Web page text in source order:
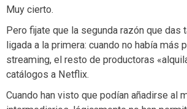
Muy cierto.
Pero fijate que la segunda razón que das
ligada a la primera: cuando no había más
streaming, el resto de productoras
catálogos a Netflix.
Cuando han visto que podían añadirse al